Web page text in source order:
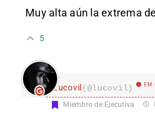
Muy alta aún la extrema
5
Lucovil (@lucovil) EM
Miembro de Ejecutiva